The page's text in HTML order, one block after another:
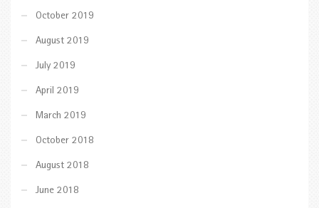
October 2019
August 2019
July 2019
April 2019
March 2019
October 2018
August 2018
June 2018